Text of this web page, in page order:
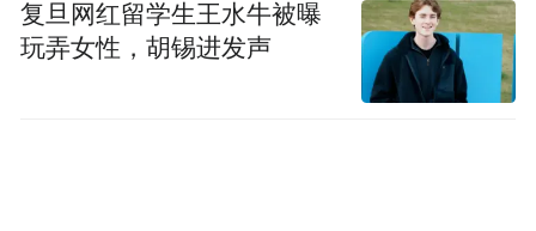
实现毫秒级响应与动态优化调度。从光伏出
力预测到储能充放电策略，从氢能发电启停
控制到地热负荷智能分配，系统均可自主决
复旦网红留学生王水牛被曝
玩弄女性，胡锡进发声